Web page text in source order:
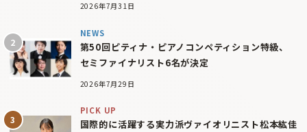
2026年7月31日
NEWS
第50回ピティナ・ピアノコンペティション特級、
セミファイナリスト6名が決定
2026年7月29日
PICK UP
国際的に活躍する実力派ヴァイオリニスト松本紘佳